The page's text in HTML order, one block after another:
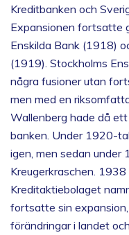
Kreditbanken och
Expansionen fortsatte
Enskilda Bank (1918)
(1919). Stockholms
några fusioner utan
men med en
Wallenberg hade då
banken. Under 1920-
igen, men sedan
Kreugerkraschen.
Kreditaktiebolaget
fortsatte sin
förändringar i landet